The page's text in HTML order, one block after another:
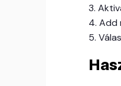
3.
4. Add
5.